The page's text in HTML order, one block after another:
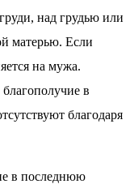
над грудью или
матерью. Если
на мужа.
в
благодаря
в последнюю